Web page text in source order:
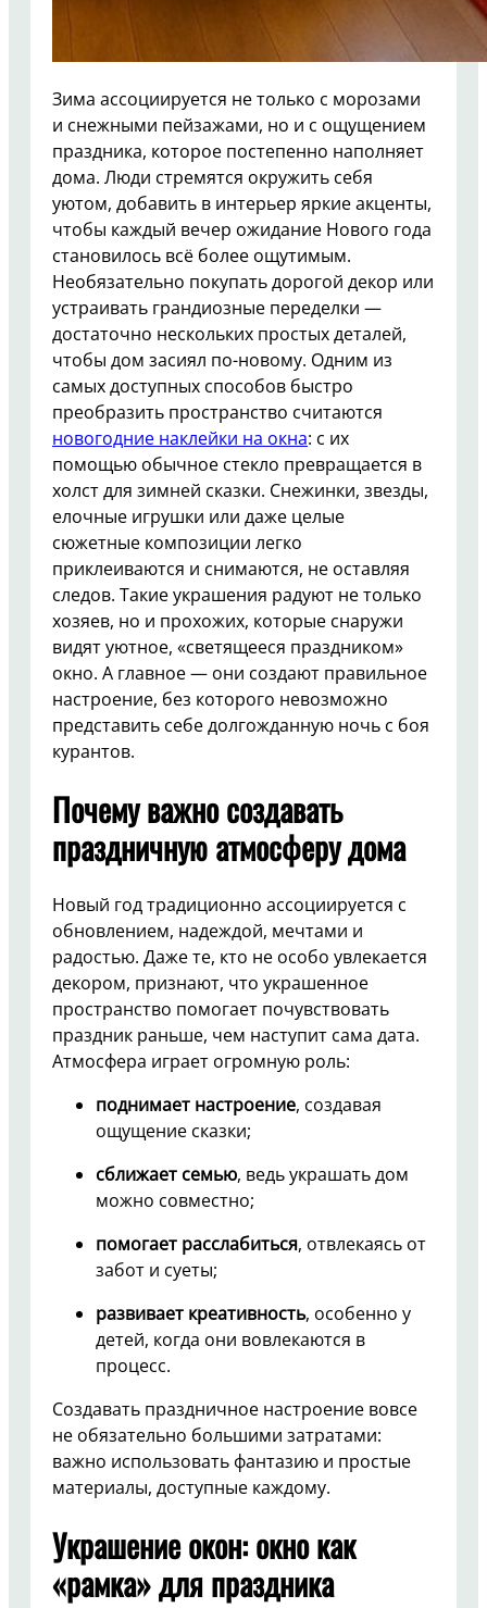
Зима ассоциируется не только с морозами
и снежными пейзажами, но и с ощущением
праздника, которое постепенно наполняет
дома. Люди стремятся окружить себя
уютом, добавить в интерьер яркие акценты,
чтобы каждый вечер ожидание Нового года
становилось всё более ощутимым.
Необязательно покупать дорогой декор или
устраивать грандиозные переделки —
достаточно нескольких простых деталей,
чтобы дом засиял по-новому. Одним из
самых доступных способов быстро
преобразить пространство считаются
новогодние наклейки на окна: с их
помощью обычное стекло превращается в
холст для зимней сказки. Снежинки, звезды,
елочные игрушки или даже целые
сюжетные композиции легко
приклеиваются и снимаются, не оставляя
следов. Такие украшения радуют не только
хозяев, но и прохожих, которые снаружи
видят уютное, «светящееся праздником»
окно. А главное — они создают правильное
настроение, без которого невозможно
представить себе долгожданную ночь с боя
курантов.
Почему важно создавать
праздничную атмосферу дома
Новый год традиционно ассоциируется с
обновлением, надеждой, мечтами и
радостью. Даже те, кто не особо увлекается
декором, признают, что украшенное
пространство помогает почувствовать
праздник раньше, чем наступит сама дата.
Атмосфера играет огромную роль:
поднимает настроение, создавая
ощущение сказки;
сближает семью, ведь украшать дом
можно совместно;
помогает расслабиться, отвлекаясь от
забот и суеты;
развивает креативность, особенно у
детей, когда они вовлекаются в
процесс.
Создавать праздничное настроение вовсе
не обязательно большими затратами:
важно использовать фантазию и простые
материалы, доступные каждому.
Украшение окон: окно как
«рамка» для праздника